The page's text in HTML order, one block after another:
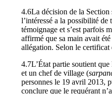
4.6La décision de la Section
l’intéressé a la possibilité
témoignage et s’est parfois
affirmé que sa main avait
allégation. Selon le certificat
4.7L’État partie soutient
et un chef de village (
personnes le 19 avril 2013,
conclure que le requérant